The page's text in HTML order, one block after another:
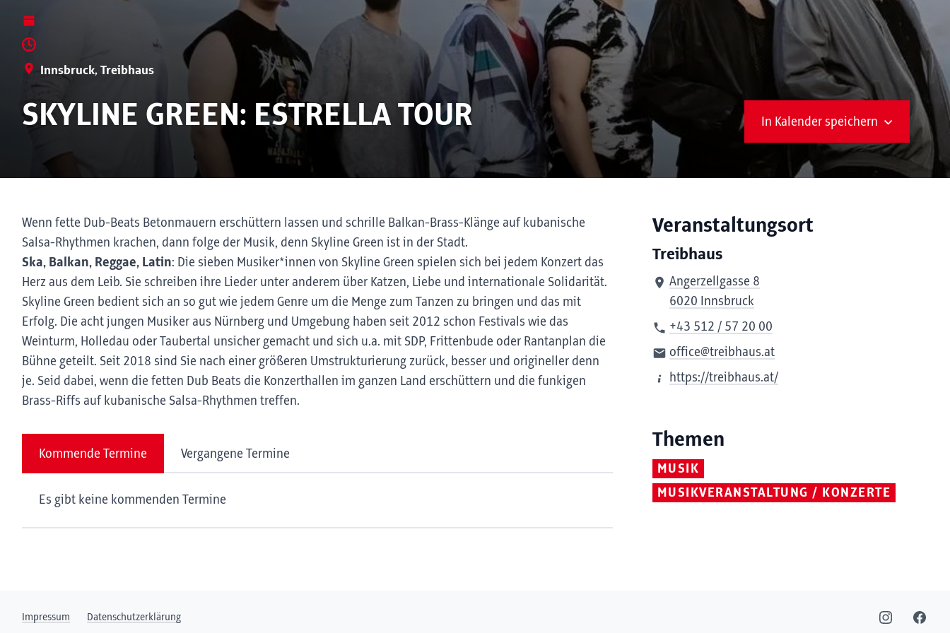
Innsbruck, Treibhaus
SKYLINE GREEN: ESTRELLA TOUR In Kalender speichern
Wenn fette Dub-Beats Betonmauern erschüttern lassen und schrille Balkan-Brass-Klänge auf kubanische
Salsa-Rhythmen krachen, dann folge der Musik, denn Skyline Green ist in der Stadt.
Ska, Balkan, Reggae, Latin: Die sieben Musiker*innen von Skyline Green spielen sich bei jedem Konzert das
Herz aus dem Leib. Sie schreiben ihre Lieder unter anderem über Katzen, Liebe und internationale Solidarität.
Skyline Green bedient sich an so gut wie jedem Genre um die Menge zum Tanzen zu bringen und das mit
Erfolg. Die acht jungen Musiker aus Nürnberg und Umgebung haben seit 2012 schon Festivals wie das
Weinturm, Holledau oder Taubertal unsicher gemacht und sich u.a. mit SDP, Frittenbude oder Rantanplan die
Bühne geteilt. Seit 2018 sind Sie nach einer größeren Umstrukturierung zurück, besser und origineller denn
je. Seid dabei, wenn die fetten Dub Beats die Konzerthallen im ganzen Land erschüttern und die funkigen
Brass-Riffs auf kubanische Salsa-Rhythmen treffen.
Kommende Termine Vergangene Termine
Es gibt keine kommenden Termine
Veranstaltungsort
Treibhaus
Angerzellgasse 8
6020 Innsbruck
+43 512 / 57 20 00
office@treibhaus.at
https://treibhaus.at/
Themen
MUSIK
MUSIKVERANSTALTUNG / KONZERTE
Impressum Datenschutzerklärung